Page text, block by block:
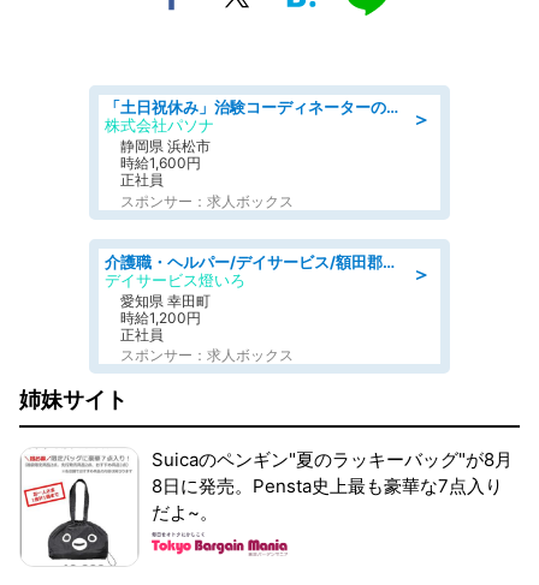
＞
「土日祝休み」治験コーディネーターのお仕事/未経験OK
株式会社パソナ
静岡県 浜松市
時給1,600円
正社員
スポンサー：求人ボックス
＞
介護職・ヘルパー/デイサービス/額田郡幸田町/JR東海道本線 幸田/愛知県
デイサービス燈いろ
愛知県 幸田町
時給1,200円
正社員
スポンサー：求人ボックス
姉妹サイト
Suicaのペンギン"夏のラッキーバッグ"が8月
8日に発売。Pensta史上最も豪華な7点入り
だよ~。